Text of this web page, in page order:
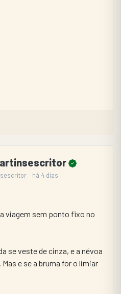
há 4 dias
viagem sem ponto fixo no
se veste de cinza, e a névoa
e se a bruma for o limiar